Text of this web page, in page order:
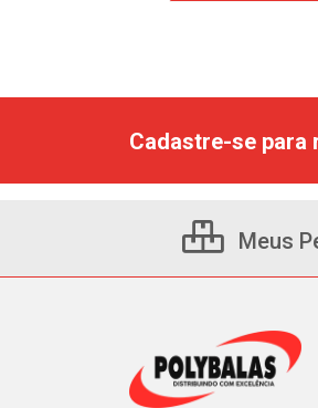
Cadastre-se para
Meus